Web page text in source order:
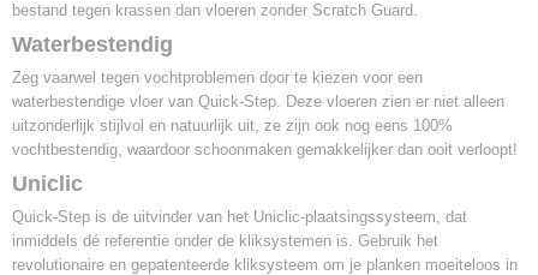
bestand tegen krassen dan vloeren zonder Scratch Guard.
Waterbestendig
Zeg vaarwel tegen vochtproblemen door te kiezen voor een
waterbestendige vloer van Quick-Step. Deze vloeren zien er niet alleen
uitzonderlijk stijlvol en natuurlijk uit, ze zijn ook nog eens 100%
vochtbestendig, waardoor schoonmaken gemakkelijker dan ooit verloopt!
Uniclic
Quick-Step is de uitvinder van het Uniclic-plaatsingssysteem, dat
inmiddels dé referentie onder de kliksystemen is. Gebruik het
revolutionaire en gepatenteerde kliksysteem om je planken moeiteloos in